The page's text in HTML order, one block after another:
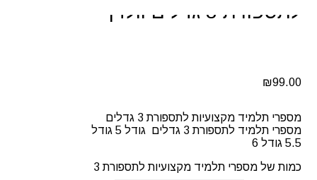
לתספורת 3 גדלים וולדן
₪99.00
מספרי תלמיד מקצועיות לתספורת 3 גדלים
מספרי תלמיד לתספורת 3 גדלים גודל 5 גודל
5.5 גודל 6
כמות של מספרי תלמיד מקצועיות לתספורת 3